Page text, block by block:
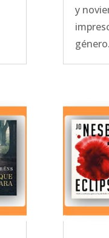
y
género.